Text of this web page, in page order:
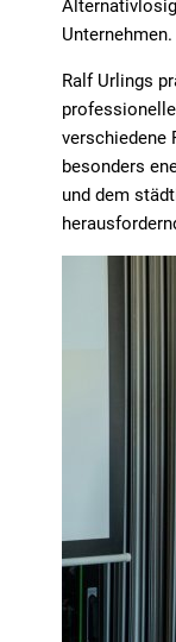
Ralf Urlings
verschiedene
besonders
und dem